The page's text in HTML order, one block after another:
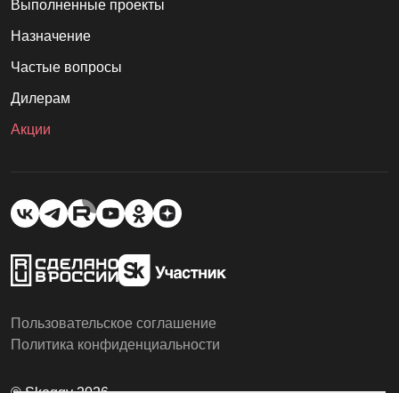
Выполненные проекты
Назначение
Частые вопросы
Дилерам
Акции
Пользовательское соглашение
Политика конфиденциальности